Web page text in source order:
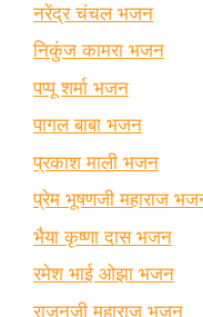
नरेंद्र चंचल भजन
निकुंज कामरा भजन
पप्पू शर्मा भजन
पागल बाबा भजन
प्रकाश माली भजन
प्रेम भूषणजी महाराज
भैया कृष्णा दास भजन
रमेश भाई ओझा भजन
राजनजी महाराज भजन